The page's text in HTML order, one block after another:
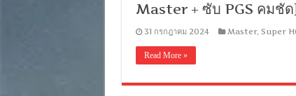
Master + ซับ PGS คมชั
31 กรกฎาคม 2024 Master, Super
Read More »